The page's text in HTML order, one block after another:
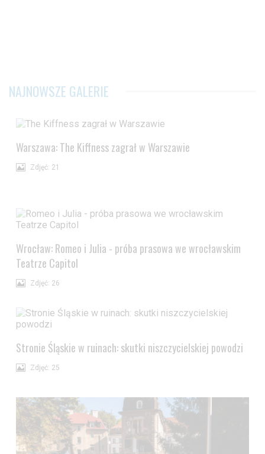
NAJNOWSZE GALERIE
Warszawa: The Kiffness zagrał w Warszawie
Zdjęć: 21
Wrocław: Romeo i Julia - próba prasowa we wrocławskim
Teatrze Capitol
Zdjęć: 26
Stronie Śląskie w ruinach: skutki niszczycielskiej powodzi
Zdjęć: 25